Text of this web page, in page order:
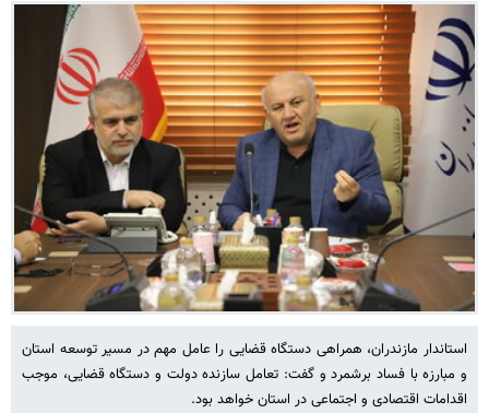
استاندار مازندران، همراهی دستگاه قضایی را عامل مهم در مسیر توسعه استان
و مبارزه با فساد برشمرد و گفت: تعامل سازنده دولت و دستگاه قضایی، موجب
اقدامات اقتصادی و اجتماعی در استان خواهد بود. ‎